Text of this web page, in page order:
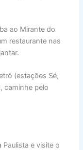
ao Mirante do
restaurante nas
(estações Sé,
caminhe pelo
Paulista e visite o